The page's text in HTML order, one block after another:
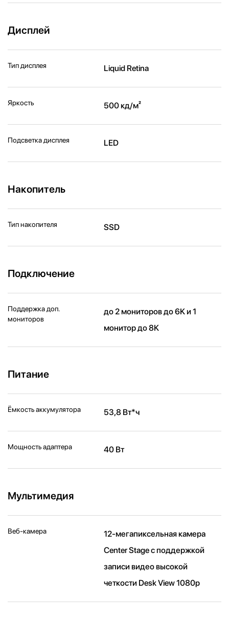
Дисплей
Тип дисплея Liquid Retina
Яркость 500 кд/м²
Подсветка дисплея LED
Накопитель
Тип накопителя SSD
Подключение
Поддержка доп.
мониторов
до 2 мониторов до 6K и 1
монитор до 8K
Питание
Ёмкость аккумулятора 53,8 Вт*ч
Мощность адаптера 40 Вт
Мультимедия
Веб-камера
12-мегапиксельная камера
Center Stage с поддержкой
записи видео высокой
четкости Desk View 1080p